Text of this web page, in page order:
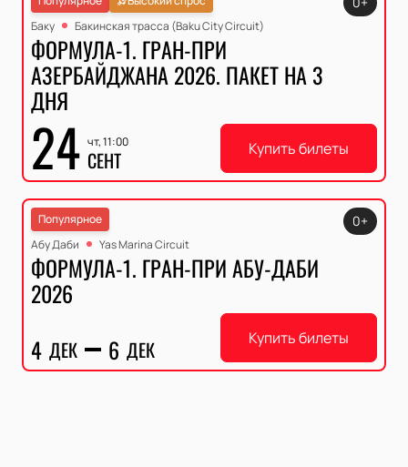
Баку
Бакинская трасса (Baku City Circuit)
ФОРМУЛА-1. ГРАН-ПРИ
АЗЕРБАЙДЖАНА 2026. ПАКЕТ НА 3
ДНЯ
24 чт, 11:00
СЕНТ Купить билеты
Популярное
Абу Даби
Yas Marina Circuit
ФОРМУЛА-1. ГРАН-ПРИ АБУ-ДАБИ
2026
4 ДЕК 6 ДЕК
0+
Купить билеты